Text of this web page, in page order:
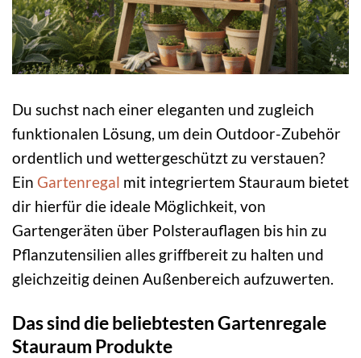
Du suchst nach einer eleganten und zugleich
funktionalen Lösung, um dein Outdoor-Zubehör
ordentlich und wettergeschützt zu verstauen?
Ein Gartenregal mit integriertem Stauraum bietet
dir hierfür die ideale Möglichkeit, von
Gartengeräten über Polsterauflagen bis hin zu
Pflanzutensilien alles griffbereit zu halten und
gleichzeitig deinen Außenbereich aufzuwerten.
Das sind die beliebtesten Gartenregale
Stauraum Produkte